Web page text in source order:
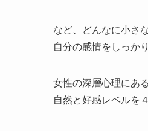
など、どんなに小さ
自分の感情をしっか
女性の深層心理にあ
自然と好感レベルを